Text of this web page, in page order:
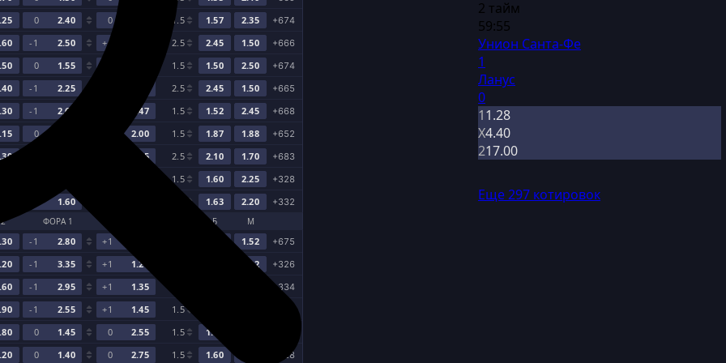
0 2.40 0 1.5 1.57 2.35 +674
-1 2.50 +1 2.5 2.45 1.50 +666
0 1.55 1.5 1.50 2.50 +674
-1 2.25 2.5 2.45 1.50 +665
-1 2.60 1.47 1.5 1.52 2.45 +668
0 2.00 1.5 1.87 1.88 +652
1.95 2.5 2.10 1.70 +683
1.5 1.60 2.25 +328
0 1.60 1.63 2.20
+332
2 ФОРА 1 Б М
-1 2.80 +1 1.52 +675
-1 3.35 +1 1.28 1.92 +326
-1 2.95 +1 1.35 +334
-1 2.55 +1 1.45 1.5
0 1.45 0 2.55 1.5 1.67
0 1.40 0 2.75 1.5 1.60 +328
2 тайм
59:55
Унион Санта-Фе
1
Ланус
0
11.28
Х4.40
217.00
Еще 297 котировок